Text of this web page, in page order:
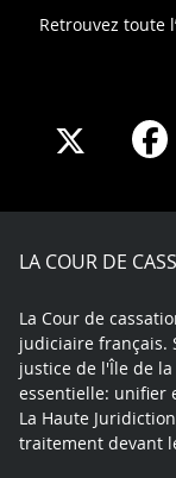
Retrouvez toute
Share
X
LA COUR DE
La Cour de
judiciaire français.
justice de l'Île de
essentielle: unifier
La Haute
traitement devant